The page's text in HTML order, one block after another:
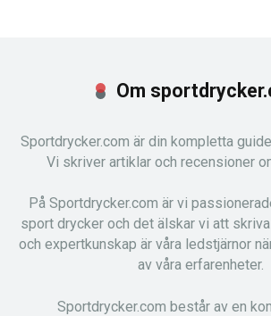
Om
Sportdrycker.com är din kompletta
Vi skriver artiklar och recensioner
På Sportdrycker.com är vi
sport drycker och det älskar vi att skriva
och expertkunskap är våra ledstjärnor
av våra erfarenheter.
Sportdrycker.com består av en